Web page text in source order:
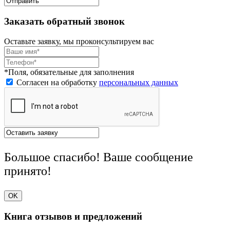
Заказать обратный звонок
Оставьте заявку, мы проконсультируем вас
*Поля, обязательные для заполнения
Согласен на обработку персональных данных
Большое спасибо! Ваше сообщение
принято!
OK
Книга отзывов и предложений